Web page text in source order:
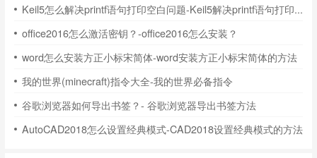
Keil5怎么解决printf语句打印空白问题-Keil5解决printf语句打印空白问题的方法
office2016怎么激活密钥？-office2016怎么安装？
word怎么安装方正小标宋简体-word安装方正小标宋简体的方法
我的世界(minecraft)指令大全-我的世界必备指令
谷歌浏览器如何导出书签？- 谷歌浏览器导出书签方法
AutoCAD2018怎么设置经典模式-CAD2018设置经典模式的方法